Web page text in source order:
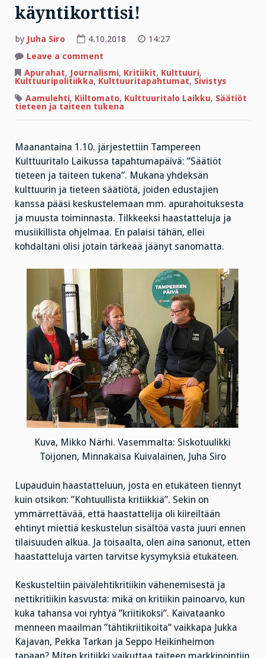
käyntikorttisi!
by Juha Siro 4.10.2018
14:27
Leave a comment
täältä
ruohonjuuritasolta:
on
käyntikorttisi!
Apurahat, Journalismi, Kritiikit, Kulttuuri,
Kulttuuripolitiikka, Kulttuuritapahtumat, Sivistys
Aamulehti, Kiiltomato, Kulttuuritalo Laikku, Säätiöt
tieteen ja taiteen tukena
Maanantaina 1.10. järjestettiin Tampereen
Kulttuuritalo Laikussa tapahtumapäivä: ”Säätiöt
tieteen ja taiteen tukena”. Mukana yhdeksän
kulttuurin ja tieteen säätiötä, joiden edustajien
kanssa pääsi keskustelemaan mm. apurahoituksesta
ja muusta toiminnasta. Tilkkeeksi haastatteluja ja
musiikillista ohjelmaa. En palaisi tähän, ellei
kohdaltani olisi jotain tärkeää jäänyt sanomatta.
Kuva, Mikko Närhi. Vasemmalta: Siskotuulikki
Toijonen, Minnakaisa Kuivalainen, Juha Siro
Lupauduin haastatteluun, josta en etukäteen tiennyt
kuin otsikon: ”Kohtuullista kritiikkiä”. Sekin on
ymmärrettävää, että haastattelija oli kiireiltään
ehtinyt miettiä keskustelun sisältöä vasta juuri ennen
tilaisuuden alkua. Ja toisaalta, olen aina sanonut, etten
haastatteluja varten tarvitse kysymyksiä etukäteen.
Keskusteltiin päivälehtikritiikin vähenemisestä ja
nettikritiikin kasvusta: mikä on kritiikin painoarvo, kun
kuka tahansa voi ryhtyä ”kriitikoksi”. Kaivataanko
menneen maailman ”tähtikriitikoita” vaikkapa Jukka
Kajavan, Pekka Tarkan ja Seppo Heikinheimon